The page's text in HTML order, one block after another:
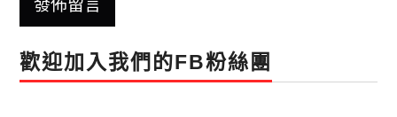
歡迎加入我們的FB粉絲團